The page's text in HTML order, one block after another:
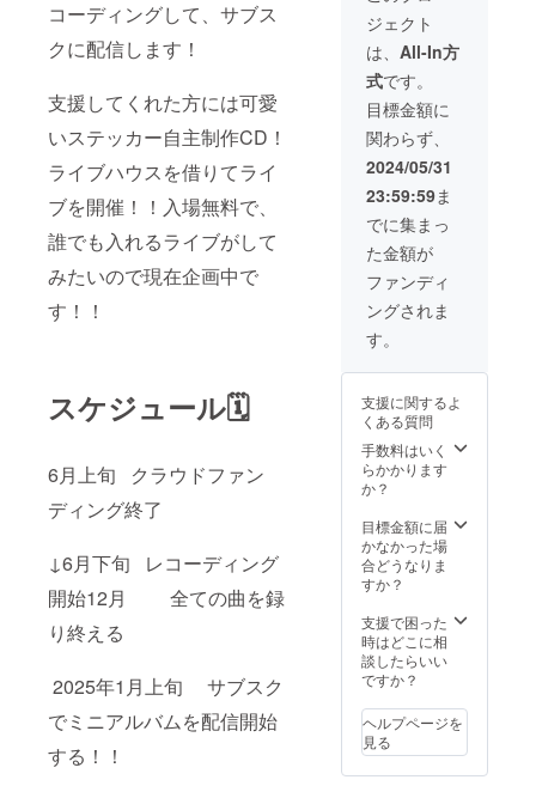
コーディングして、サブス
クに配信します！
支援してくれた方には可愛
いステッカー自主制作CD！
ライブハウスを借りてライ
ブを開催！！入場無料で、
誰でも入れるライブがして
みたいので現在企画中で
す！！
スケジュール🗓️
6月上旬 クラウドファン
ディング終了
↓6月下旬 レコーディング
開始12月 全ての曲を録
り終える
2025年1月上旬 サブスク
でミニアルバムを配信開始
する！！
先行音
源配
信！
メール
で音源
を配信
させて
いただ
きま
す！ レ
コー
ディン
グをし
てデー
タ化さ
れ次第
配信 し
の招待
状 配信
を記念
してラ
イブイ
ベント
開催決
定次第
絶対妖
amにて
発表し
ます。
日時な
定です
が、大
阪市内
で開催
るサイ
ズ感で
す！ ・
自主制
作CD
【収録
曲】未
定（5曲
程度）
・メン
バー全
員から
のお礼
の手紙
・自主
制作CD
に収録
歌詞解
ド！ 上
記を郵
送でお
届けし
ます。
音源配
信！
メール
で音源
させて
いただ
きま
す！ レ
ディン
グをし
てデー
タ化さ
ジェクト
は、 All-In方
式です。
目標金額に
関わらず、
2024/05/31
23:59:59ま
でに集まっ
た金額が
ファンディ
ングされま
す。
支援に関するよ
くある質問
手数料はいく
らかかります
か？
目標金額に届
かなかった場
合どうなりま
すか？
支援で困った
時はどこに相
談したらいい
ですか？
ヘルプページを
見る